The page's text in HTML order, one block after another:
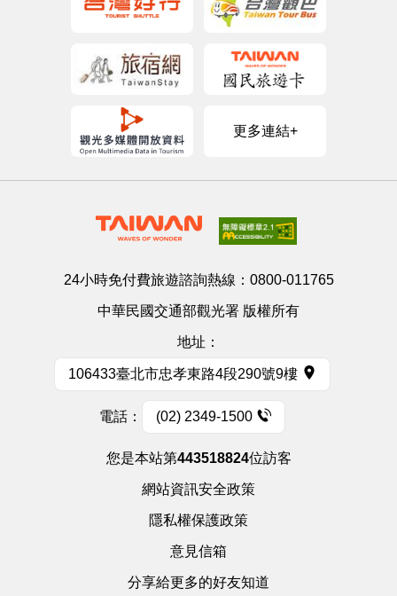
更多連結+
24小時免付費旅遊諮詢熱線： 0800-011765
中華民國交通部觀光署 版權所有
地址：
106433臺北市忠孝東路4段290號9樓
電話： (02) 2349-1500
您是本站第443518824位訪客
網站資訊安全政策
隱私權保護政策
意見信箱
分享給更多的好友知道